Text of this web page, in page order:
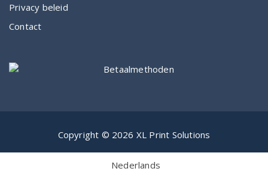
Privacy beleid
Contact
Copyright © 2026 XL Print Solutions
Nederlands